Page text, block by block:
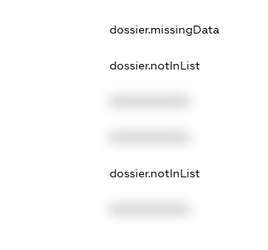
dossier.missingData
dossier.notInList
dossier.notInList